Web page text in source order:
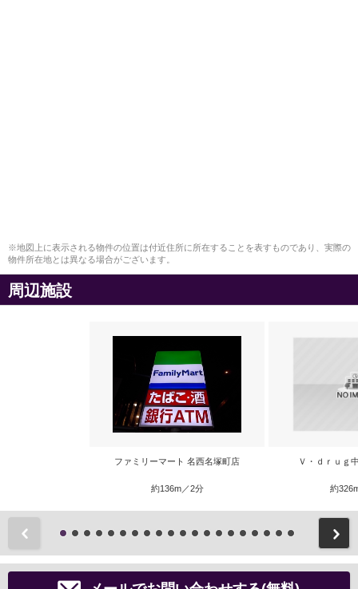
※地図上に表示される物件の位置は付近住所に所在することを表すものであり、実際の
物件所在地とは異なる場合がございます。
周辺施設
ファミリーマート 名西名塚町店
約136m／2分
Ｖ・ｄｒｕｇ
約